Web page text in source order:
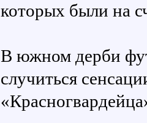
которых были на
В южном дерби
случиться